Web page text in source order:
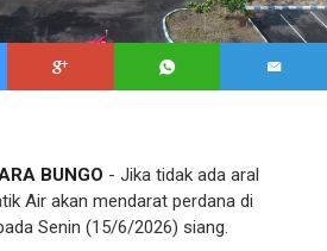
BUNGO - Jika tidak ada aral
Air akan mendarat perdana di
Senin (15/6/2026) siang.